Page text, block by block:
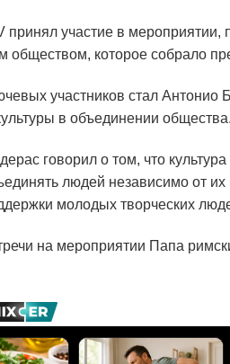
принял участие в
которое собрало
участников стал Антонио
в объединении общества.
говорил о том, что
людей независимо от
молодых творческих
на мероприятии Папа